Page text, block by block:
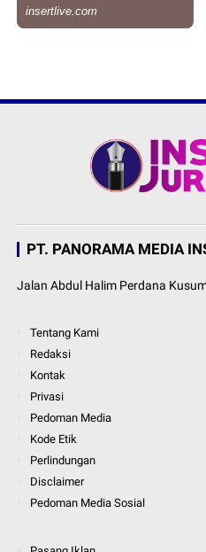
PT. PANORAMA MEDIA
Jalan Abdul Halim Perdana
Tentang Kami
Redaksi
Kontak
Privasi
Pedoman Media
Kode Etik
Perlindungan
Disclaimer
Pedoman Media Sosial